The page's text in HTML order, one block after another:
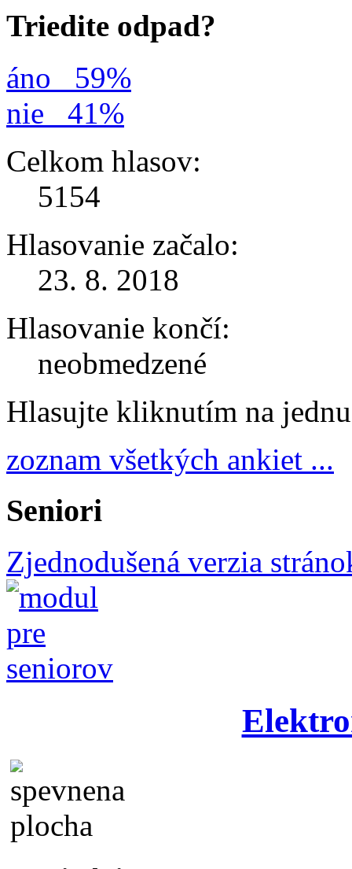
Triedite odpad?
áno
59%
nie
41%
Celkom hlasov:
5154
Hlasovanie začalo:
23. 8. 2018
Hlasovanie končí:
neobmedzené
Hlasujte kliknutím na
zoznam všetkých ankiet ...
Seniori
Zjednodušená verzia